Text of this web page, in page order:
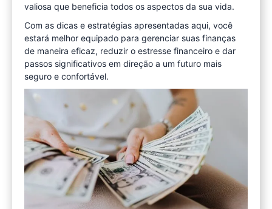
valiosa que beneficia todos os aspectos da sua vida.
Com as dicas e estratégias apresentadas aqui, você
estará melhor equipado para gerenciar suas finanças
de maneira eficaz, reduzir o estresse financeiro e dar
passos significativos em direção a um futuro mais
seguro e confortável.